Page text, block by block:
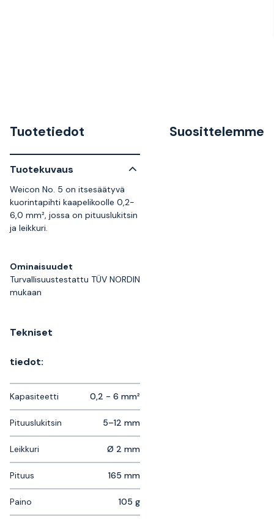
Tuotetiedot
Tuotekuvaus
Weicon No. 5 on itsesäätyvä
kuorintapihti kaapelikoolle 0,2-
6,0 mm², jossa on pituuslukitsin
ja leikkuri.
Ominaisuudet
Turvallisuustestattu TÜV NORDIN
mukaan
Tekniset
tiedot:
Kapasiteetti 0,2 - 6 mm²
Pituuslukitsin 5–12 mm
Leikkuri Ø 2 mm
Pituus 165 mm
Paino 105 g
Suosittelemme